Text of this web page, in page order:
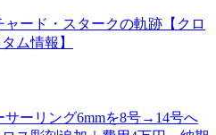
ャード・スタークの軌跡【クロ
ム情報】